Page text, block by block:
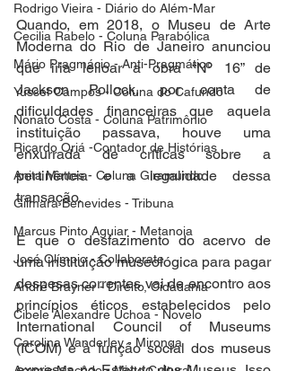
Rodrigo Vieira - Diário do Além-Mar
Cecilia Rabelo - Coluna Parabólica
Mário Pragmácio - Anti-Pragmático
Yussef Campos - Coluna do Cafundó
Nonato Costa - Coluna Patrimônio
Ricardo Oriá -Contador de Histórias
Anita Mattes - Coluna Giramundo
Gilmara Benevides - Tribuna
Marcus Pinto Aguiar - Metanoia
José Olímpio - Collaborate
André Brayner - Direito, Cidadania
Cibele Alexandre Uchoa - Novelo
Carolina Wanderley - Mironga
Quando, em 2018, o Museu de Arte
Moderna do Rio de Janeiro anunciou
que iria leiloar a obra “Nº 16” de
Jackson Pollock, por conta de
dificuldades financeiras que aquela
instituição passava, houve uma
enxurrada de críticas sobre a
pertinência e a legalidade dessa
transação.
É que o desfazimento do acervo de
uma instituição museológica para pagar
despesas correntes vai de encontro aos
princípios éticos estabelecidos pelo
International Council of Museums
(ICOM) e à função social dos museus